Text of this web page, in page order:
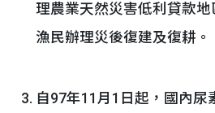
理農業天然災害低利貸款地
漁民辦理災後復建及復耕。
自97年11月1日起，國內尿